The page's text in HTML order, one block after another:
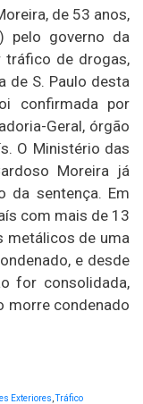
de 53 anos,
pelo governo da
tráfico de drogas,
de S. Paulo desta
confirmada por
Geral, órgão
O Ministério das
Moreira já
da sentença. Em
com mais de 13
metálicos de uma
e desde
for consolidada,
morre condenado
Exteriores ,Tráfico